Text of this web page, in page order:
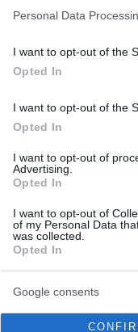
Personal Data
I want to opt-out of the
Opted In
I want to opt-out of the
Opted In
I want to opt-out of
Advertising.
Opted In
I want to opt-out of
of my Personal Data
was collected.
Opted In
Google consents